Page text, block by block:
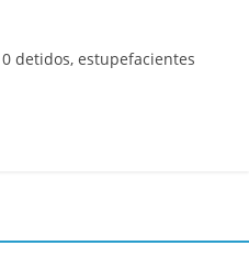
detidos, estupefacientes